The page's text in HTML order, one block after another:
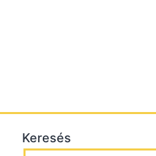
Keresés